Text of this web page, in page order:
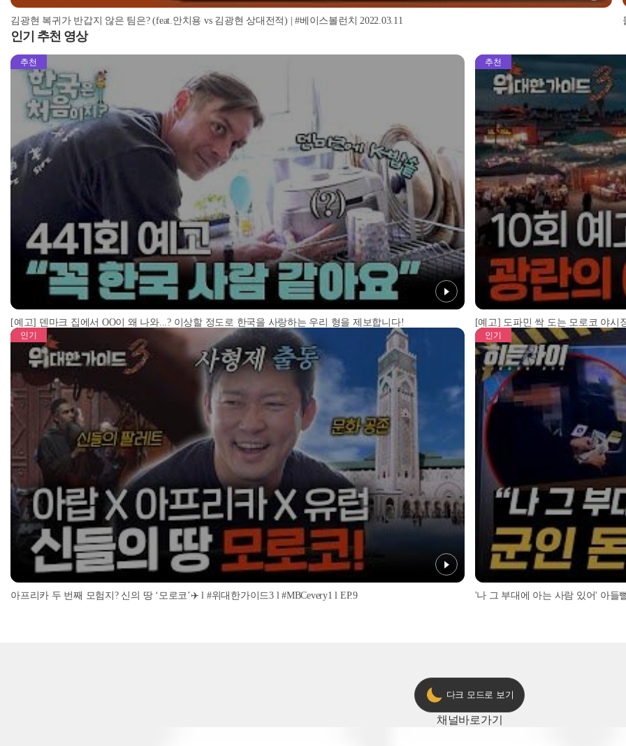
김광현 복귀가 반갑지 않은 팀은? (feat.안치용 vs 김광현 상대전적) | #베이스볼런치 2022.03.11
인기 추천 영상
추천
[예고] 덴마크 집에서 OO이 왜 나와...? 이상할 정도로 한국을 사랑하는 우리 형을 제보합니다!
추천
[예고] 도파민 싹 도는 모로코 야시
인기
아프리카 두 번째 모험지? 신의 땅 ‘모로코’✈️ l #위대한가이드3 l #MBCevery1 l EP.9
인기
'나 그 부대에 아는 사람 있어' 아들
다크 모드로 보기
채널바로가기